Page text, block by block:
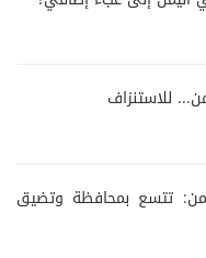
للاستنزاف
تتسع بمحافظة وتضيق